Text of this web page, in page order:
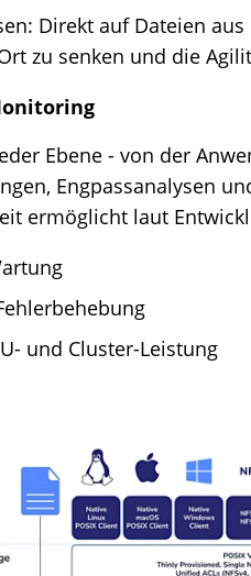
Direkt auf Dateien
zu senken und die
Ebene - von der
Engpassanalysen
ermöglicht laut
und Cluster-Leistung